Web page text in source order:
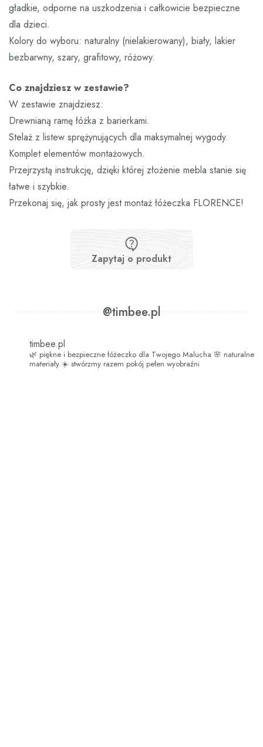
gładkie, odporne na uszkodzenia i całkowicie bezpieczne
dla dzieci.
Kolory do wyboru: naturalny (nielakierowany), biały, lakier
bezbarwny, szary, grafitowy, różowy.
Co znajdziesz w zestawie?
W zestawie znajdziesz:
Drewnianą ramę łóżka z barierkami.
Stelaż z listew sprężynujących dla maksymalnej wygody.
Komplet elementów montażowych.
Przejrzystą instrukcję, dzięki której złożenie mebla stanie się
łatwe i szybkie.
Przekonaj się, jak prosty jest montaż łóżeczka FLORENCE!
Zapytaj o produkt
@timbee.pl
timbee.pl
🌿 piękne i bezpieczne łóżeczko dla Twojego Malucha 🌸 naturalne
materiały ☀️ stwórzmy razem pokój pełen wyobraźni